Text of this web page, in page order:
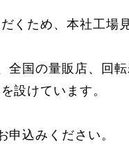
くため、本社工場
全国の量販店、回転
設けています。
申込みください。